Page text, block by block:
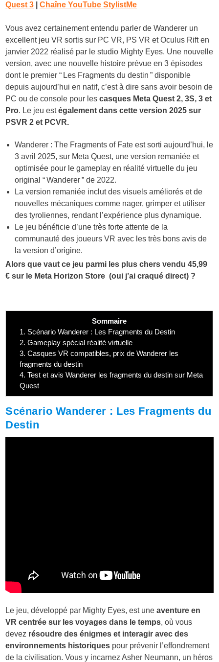
Quest 3 |Chaîne YouTube StylistMe
Vous avez certainement entendu parler de Wanderer un
excellent jeu VR sortis sur PC VR, PS VR et Oculus Rift en
janvier 2022 réalisé par le studio Mighty Eyes. Une nouvelle
version, avec une nouvelle histoire prévue en 3 épisodes
dont le premier “ Les Fragments du destin ” disponible
depuis aujourd’hui en natif, c’est à dire sans avoir besoin de
PC ou de console pour lescasques Meta Quest 2, 3S, 3 et
Pro. Le jeu estégalement dans cette version 2025 sur
PSVR 2 et PCVR.
Wanderer : The Fragments of Fate est sorti aujourd’hui, le
3 avril 2025, sur Meta Quest, une version remaniée et
optimisée pour le gameplay en réalité virtuelle du jeu
original “ Wanderer ” de 2022.
La version remaniée inclut des visuels améliorés et de
nouvelles mécaniques comme nager, grimper et utiliser
des tyroliennes, rendant l’expérience plus dynamique.
Le jeu bénéficie d’une très forte attente de la
communauté des joueurs VR avec les très bons avis de
la version d’origine.
Alors que vaut ce jeu parmi les plus chers vendu 45,99
€ sur le Meta Horizon Store (oui j’ai craqué direct) ?
Sommaire
1. Scénario Wanderer : Les Fragments du Destin
2. Gameplay spécial réalité virtuelle
3. Casques VR compatibles, prix de Wanderer les
fragments du destin
4. Test et avis Wanderer les fragments du destin sur Meta
Quest
Scénario Wanderer : Les Fragments du
Destin
Le jeu, développé par Mighty Eyes, est uneaventure en
VR centrée sur les voyages dans le temps, où vous
devez résoudre des énigmes et interagir avec des
environnements historiques pour prévenir l’effondrement
de la civilisation. Vous y incarnez Asher Neumann, un héros